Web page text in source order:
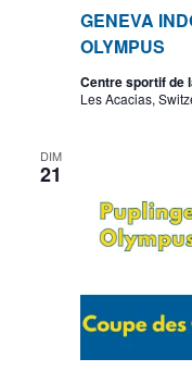
GENEVA
OLYMPUS
Centre sportif de
Les Acacias,
DIM
21